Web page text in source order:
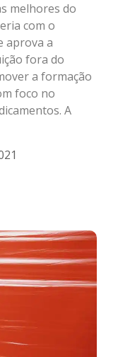
melhores do
com o
aprova a
fora do
a formação
foco no
A